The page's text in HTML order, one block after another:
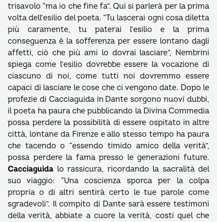
trisavolo “ma io che fine fa”. Qui si parlerà per la prima
volta dell’esilio del poeta. “Tu lascerai ogni cosa diletta
più caramente, tu paterai l’esilio e la prima
conseguenza è la sofferenza per essere lontano dagli
affetti, ciò che più ami lo dovrai lasciare”, Nembrini
spiega come l’esilio dovrebbe essere la vocazione di
ciascuno di noi, come tutti noi dovremmo essere
capaci di lasciare le cose che ci vengono date. Dopo le
profezie di Cacciaguida in Dante sorgono nuovi dubbi,
il poeta ha paura che pubblicando la Divina Commedia
possa perdere la possibilità di essere ospitato in altre
città, lontane da Firenze e allo stesso tempo ha paura
che tacendo o “essendo timido amico della verità”,
possa perdere la fama presso le generazioni future.
Cacciaguida lo rassicura, ricordando la sacralità del
suo viaggio: “Una coscienza sporca per la colpa
propria o di altri sentirà certo le tue parole come
sgradevoli”. Il compito di Dante sarà essere testimoni
della verità, abbiate a cuore la verità, costi quel che